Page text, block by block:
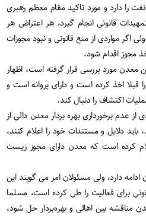
را دارد و مورد تاکید مقام معظم رهبری
قانونی انجام گیرد، هر اعتراض هر
مواردی از منع قانونی و نبود مجوزات
مجوز اقدام شود.
معدن مورد بررسی قرار گرفته است، اظهار
اخذ کرده است و دارای پروانه است و
اکتشاف را دنبال کند.
از عدم برخورداری بهره بردار معدن دالی از
دلایل و مستندات خود را اعلام کنند،
کرده است که معدن دارای مجوز زیست
دارد، ولی مسئولان امر می گویند این
برای فعالیت را طی کرده است، مسلما
مناقشه بین اهالی و بهره‌بردار حل شود،